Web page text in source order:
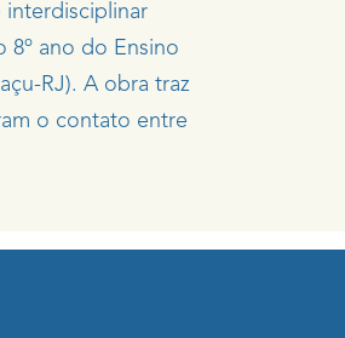
interdisciplinar
8º ano do Ensino
RJ). A obra traz
o contato entre